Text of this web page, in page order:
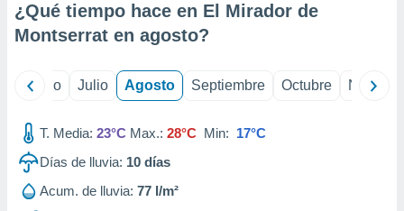
¿Qué tiempo hace en El Mirador de
Montserrat en agosto?
Junio Julio Agosto Septiembre Octubre
T. Media: 23°C Max.: 28°C Min: 17°C
Días de lluvia: 10 días
Acum. de lluvia: 77 l/m²